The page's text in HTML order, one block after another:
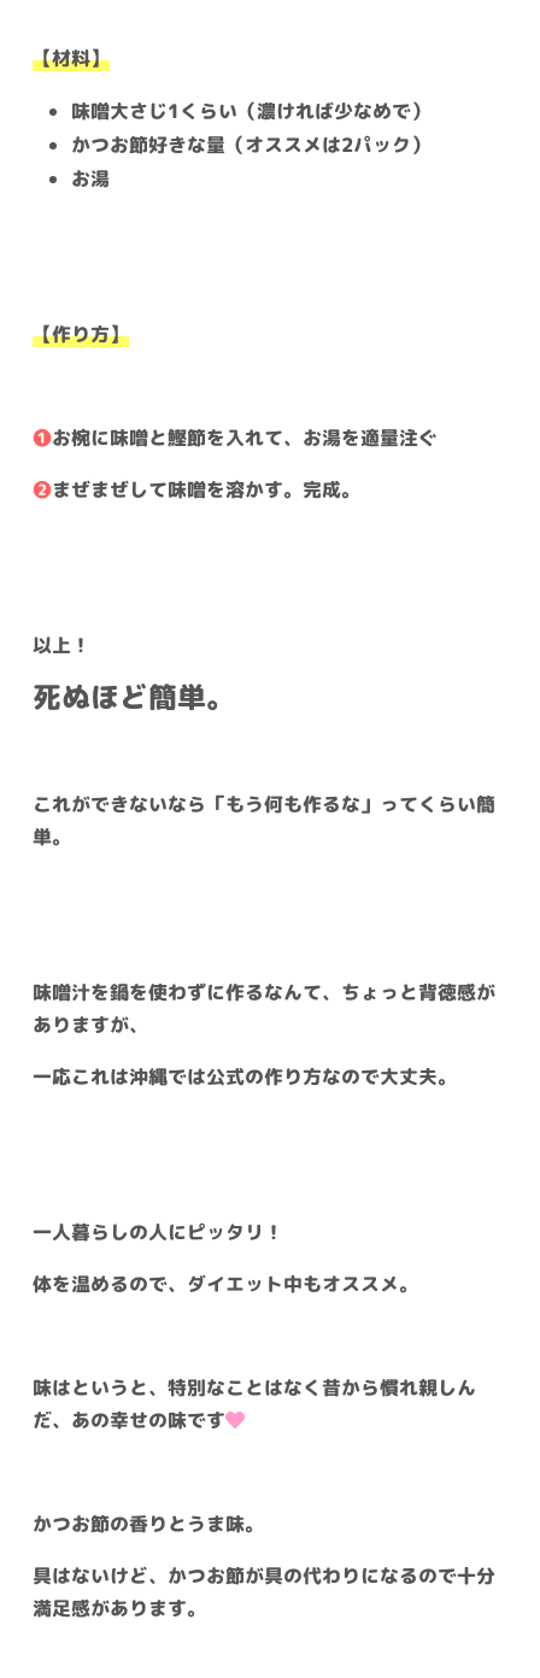
【材料】
味噌大さじ1くらい（濃ければ少なめで）
かつお節好きな量（オススメは2パック）
お湯
【作り方】
❶お椀に味噌と鰹節を入れて、お湯を適量注ぐ
❷まぜまぜして味噌を溶かす。完成。
以上！
死ぬほど簡単。
これができないなら「もう何も作るな」ってくらい簡
単。
味噌汁を鍋を使わずに作るなんて、ちょっと背徳感が
ありますが、
一応これは沖縄では公式の作り方なので大丈夫。
一人暮らしの人にピッタリ！
体を温めるので、ダイエット中もオススメ。
味はというと、特別なことはなく昔から慣れ親しん
だ、あの幸せの味です
かつお節の香りとうま味。
具はないけど、かつお節が具の代わりになるので十分
満足感があります。